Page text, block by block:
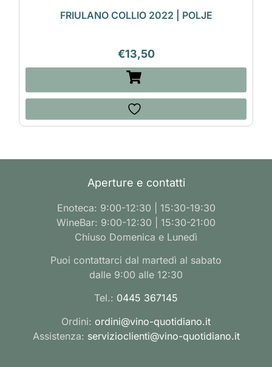
FRIULANO COLLIO 2022 | POLJE
€13,50
Aperture e contatti
Enoteca: 9:00-12:30 | 15:30-19:30
WineBar: 9:00-12:30 | 15:30-21:00
Chiuso Domenica e Lunedì
Puoi contattarci dal martedì al sabato
dalle 9:00 alle 12:30
Tel.: 0445 367145
Ordini: ordini@vino-quotidiano.it
Assistenza: servizioclienti@vino-quotidiano.it